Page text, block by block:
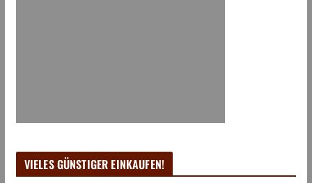
VIELES GÜNSTIGER EINKAUFEN!